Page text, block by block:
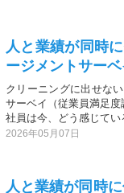
人と業績が同時
ージメントサー
クリーニングに出せな
サーベイ（従業員満足
社員は今、どう感じてい
2026年05月07日
人と業績が同時